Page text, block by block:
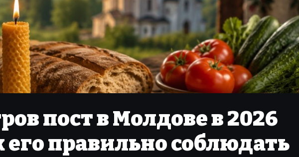
пост в Молдове в 2026
его правильно соблюдать